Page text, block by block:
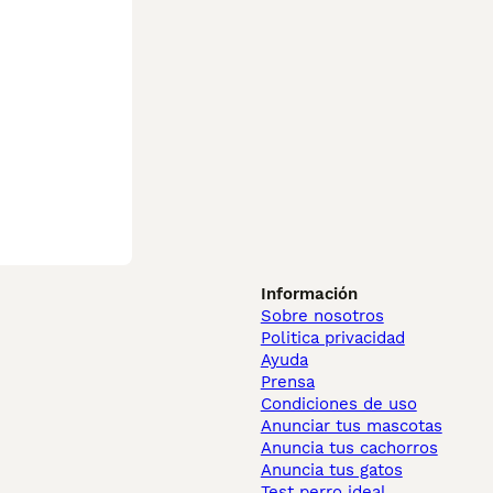
Información
Sobre nosotros
Politica privacidad
Ayuda
Prensa
Condiciones de uso
Anunciar tus mascotas
Anuncia tus cachorros
Anuncia tus gatos